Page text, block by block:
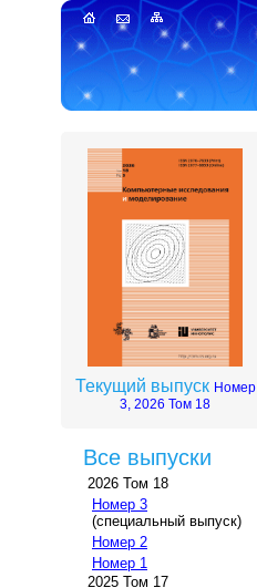
Текущий выпуск Номер
3, 2026 Том 18
Все выпуски
2026 Том 18
Номер 3
(специальный выпуск)
Номер 2
Номер 1
2025 Том 17